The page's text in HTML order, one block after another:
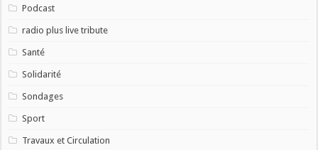
Podcast
radio plus live tribute
Santé
Solidarité
Sondages
Sport
Travaux et Circulation